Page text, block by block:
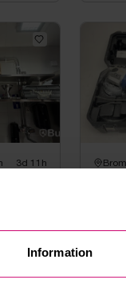
Information
3d 11h